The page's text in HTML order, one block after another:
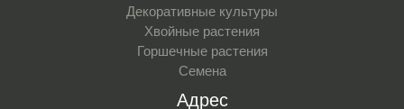
Декоративные культуры
Хвойные растения
Горшечные растения
Семена
Адрес